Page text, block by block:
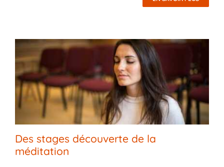
Des stages découverte de la
méditation